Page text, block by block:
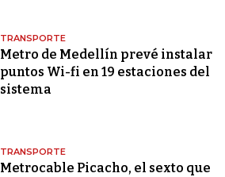
TRANSPORTE
Metro de Medellín prevé instalar
puntos Wi-fi en 19 estaciones del
sistema
TRANSPORTE
Metrocable Picacho, el sexto que